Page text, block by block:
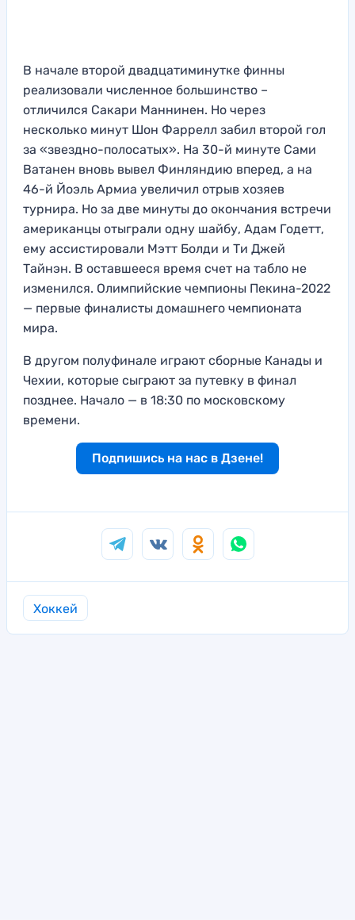
В начале второй двадцатиминутке финны
реализовали численное большинство –
отличился Сакари Маннинен. Но через
несколько минут Шон Фаррелл забил второй гол
за «звездно-полосатых». На 30-й минуте Сами
Ватанен вновь вывел Финляндию вперед, а на
46-й Йоэль Армиа увеличил отрыв хозяев
турнира. Но за две минуты до окончания встречи
американцы отыграли одну шайбу, Адам Годетт,
ему ассистировали Мэтт Болди и Ти Джей
Тайнэн. В оставшееся время счет на табло не
изменился. Олимпийские чемпионы Пекина-2022
— первые финалисты домашнего чемпионата
мира.
В другом полуфинале играют сборные Канады и
Чехии, которые сыграют за путевку в финал
позднее. Начало — в 18:30 по московскому
времени.
Подпишись на нас в Дзене!
Хоккей